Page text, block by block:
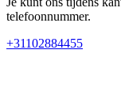
telefoonnummer.
+31102884455